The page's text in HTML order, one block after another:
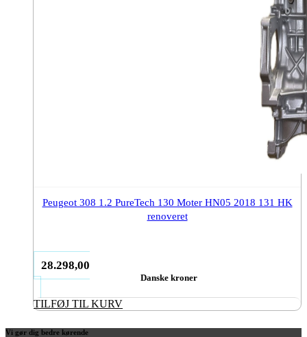
Peugeot 308 1.2 PureTech 130 Moter HN05 2018 131 HK
renoveret
28.298,00
Danske kroner
TILFØJ TIL KURV
Vi gør dig bedre kørende